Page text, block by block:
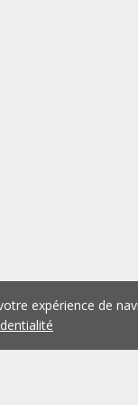
expérience de